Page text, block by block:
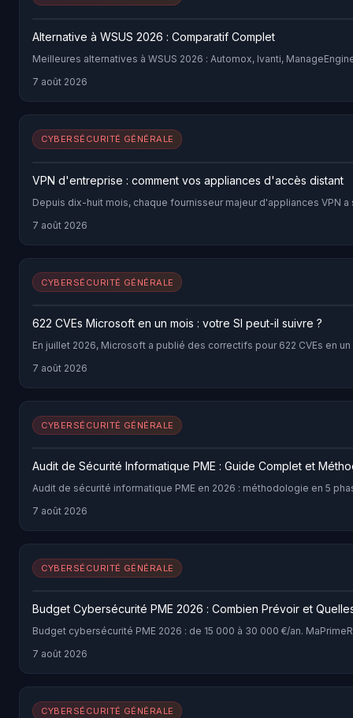
Alternative à WSUS 2026 : Comparatif Complet
Meilleures alternatives à WSUS 2026 : Automox, Ivanti,
7 août 2026
CYBERSÉCURITÉ GÉNÉRALE
VPN d'entreprise : comment vos appliances d'accès distant
Depuis dix-huit mois, chaque fournisseur majeur d'appliances VPN
7 août 2026
CYBERSÉCURITÉ GÉNÉRALE
622 CVEs Microsoft en un mois : votre SI peut-il suivre ?
En juillet 2026, Microsoft a publié des correctifs pour 622 CVEs en
7 août 2026
CYBERSÉCURITÉ GÉNÉRALE
Audit de Sécurité Informatique PME : Guide Complet et
Audit de sécurité informatique PME en 2026 : méthodologie en 5
7 août 2026
CYBERSÉCURITÉ GÉNÉRALE
Budget Cybersécurité PME 2026 : Combien Prévoir et
Budget cybersécurité PME 2026 : de 15 000 à 30 000 €/an.
7 août 2026
CYBERSÉCURITÉ GÉNÉRALE